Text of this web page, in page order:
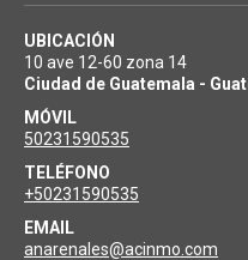
UBICACIÓN
10 ave 12-60 zona 14
Ciudad de Guatemala -
MÓVIL
50231590535
TELÉFONO
+50231590535
EMAIL
anarenales@acinmo.com